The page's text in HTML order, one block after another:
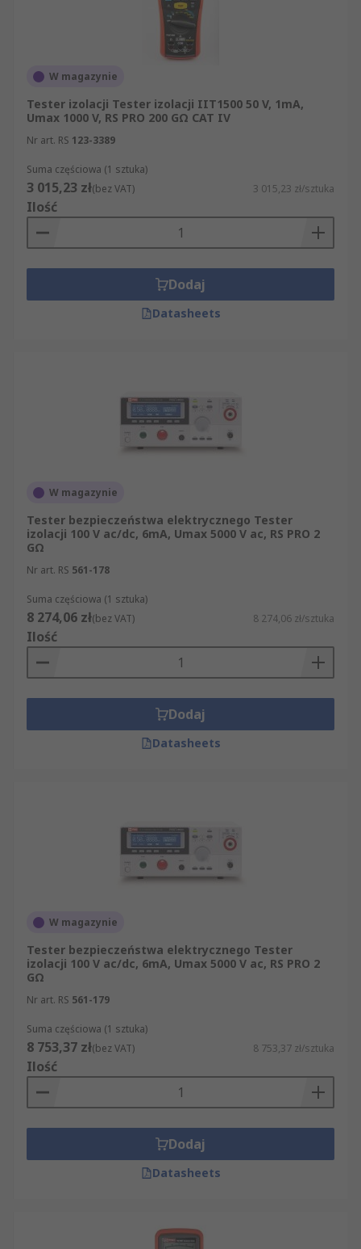
W magazynie
Tester izolacji Tester izolacji IIT1500 50 V, 1mA,
Umax 1000 V, RS PRO 200 GΩ CAT IV
Nr art. RS 123-3389
Suma częściowa (1 sztuka)
3 015,23 zł(bez VAT) 3 015,23 zł/sztuka
Ilość
Dodaj
Datasheets
W magazynie
Tester bezpieczeństwa elektrycznego Tester
izolacji 100 V ac/dc, 6mA, Umax 5000 V ac, RS PRO 2
GΩ
Nr art. RS 561-178
Suma częściowa (1 sztuka)
8 274,06 zł(bez VAT) 8 274,06 zł/sztuka
Ilość
Dodaj
Datasheets
W magazynie
Tester bezpieczeństwa elektrycznego Tester
izolacji 100 V ac/dc, 6mA, Umax 5000 V ac, RS PRO 2
GΩ
Nr art. RS 561-179
Suma częściowa (1 sztuka)
8 753,37 zł(bez VAT) 8 753,37 zł/sztuka
Ilość
Dodaj
Datasheets